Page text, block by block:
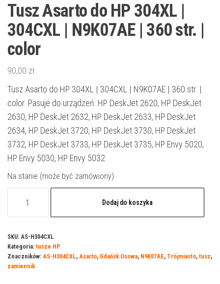
Tusz Asarto do HP 304XL |
304CXL | N9K07AE | 360 str. |
color
90,00 zł
Tusz Asarto do HP 304XL | 304CXL | N9K07AE | 360 str. |
color. Pasuje do urządzeń: HP DeskJet 2620, HP DeskJet
2630, HP DeskJet 2632, HP DeskJet 2633, HP DeskJet
2634, HP DeskJet 3720, HP DeskJet 3730, HP DeskJet
3732, HP DeskJet 3733, HP DeskJet 3735, HP Envy 5020,
HP Envy 5030, HP Envy 5032
Na stanie (może być zamówiony)
do
HP
304XL
Dodaj do koszyka
SKU: AS-H304CXL
Kategoria: tusze HP
Znaczników: AS-H304CXL, Asarto, Gdańsk Osowa, N9K07AE, Trójmiasto, tusz,
zamiennik